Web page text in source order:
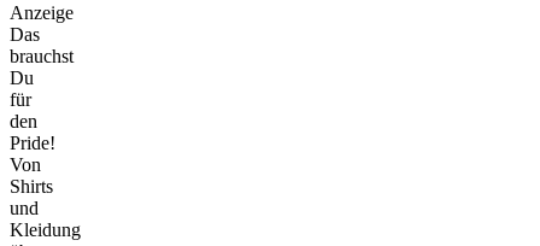
Anzeige
Das
brauchst
Du
für
den
Pride!
Von
Shirts
und
Kleidung